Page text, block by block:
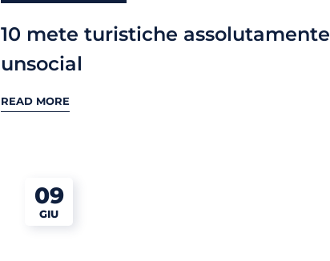
10 mete turistiche assolutamente
unsocial
READ MORE
09
GIU